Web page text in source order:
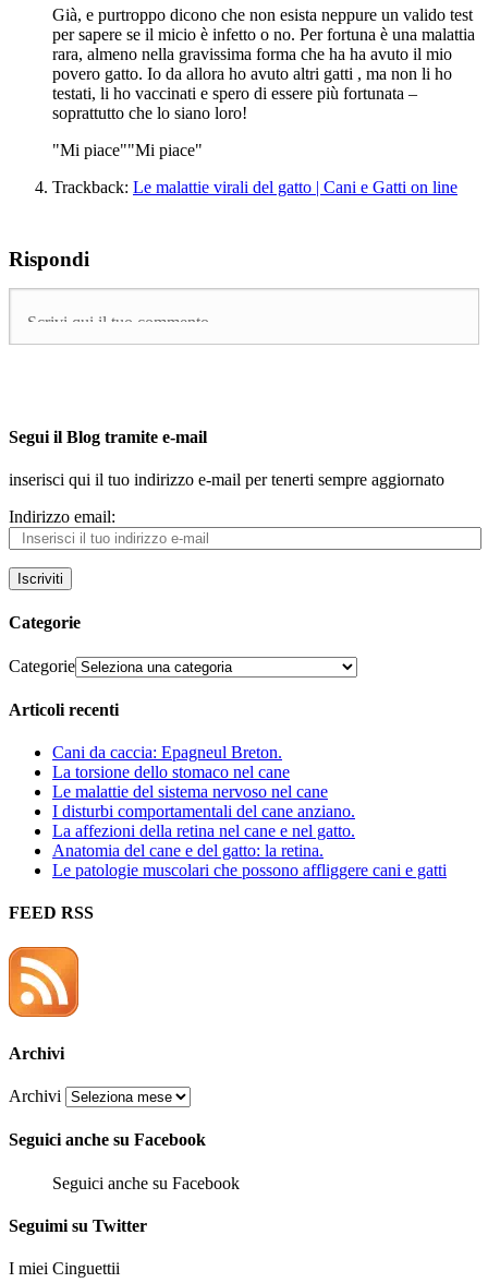
Già, e purtroppo dicono che non esista neppure un valido test
per sapere se il micio è infetto o no. Per fortuna è una malattia
rara, almeno nella gravissima forma che ha ha avuto il mio
povero gatto. Io da allora ho avuto altri gatti , ma non li ho
testati, li ho vaccinati e spero di essere più fortunata –
soprattutto che lo siano loro!
"Mi piace""Mi piace"
Trackback: Le malattie virali del gatto | Cani e Gatti on line
Rispondi
Segui il Blog tramite e-mail
inserisci qui il tuo indirizzo e-mail per tenerti sempre aggiornato
Indirizzo email:
Iscriviti
Categorie
Categorie
Articoli recenti
Cani da caccia: Epagneul Breton.
La torsione dello stomaco nel cane
Le malattie del sistema nervoso nel cane
I disturbi comportamentali del cane anziano.
La affezioni della retina nel cane e nel gatto.
Anatomia del cane e del gatto: la retina.
Le patologie muscolari che possono affliggere cani e gatti
FEED RSS
Archivi
Archivi
Seguici anche su Facebook
Seguici anche su Facebook
Seguimi su Twitter
I miei Cinguettii